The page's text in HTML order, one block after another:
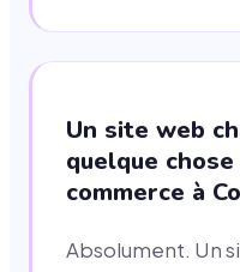
Un site web
quelque
commerce à
Absolument. Un